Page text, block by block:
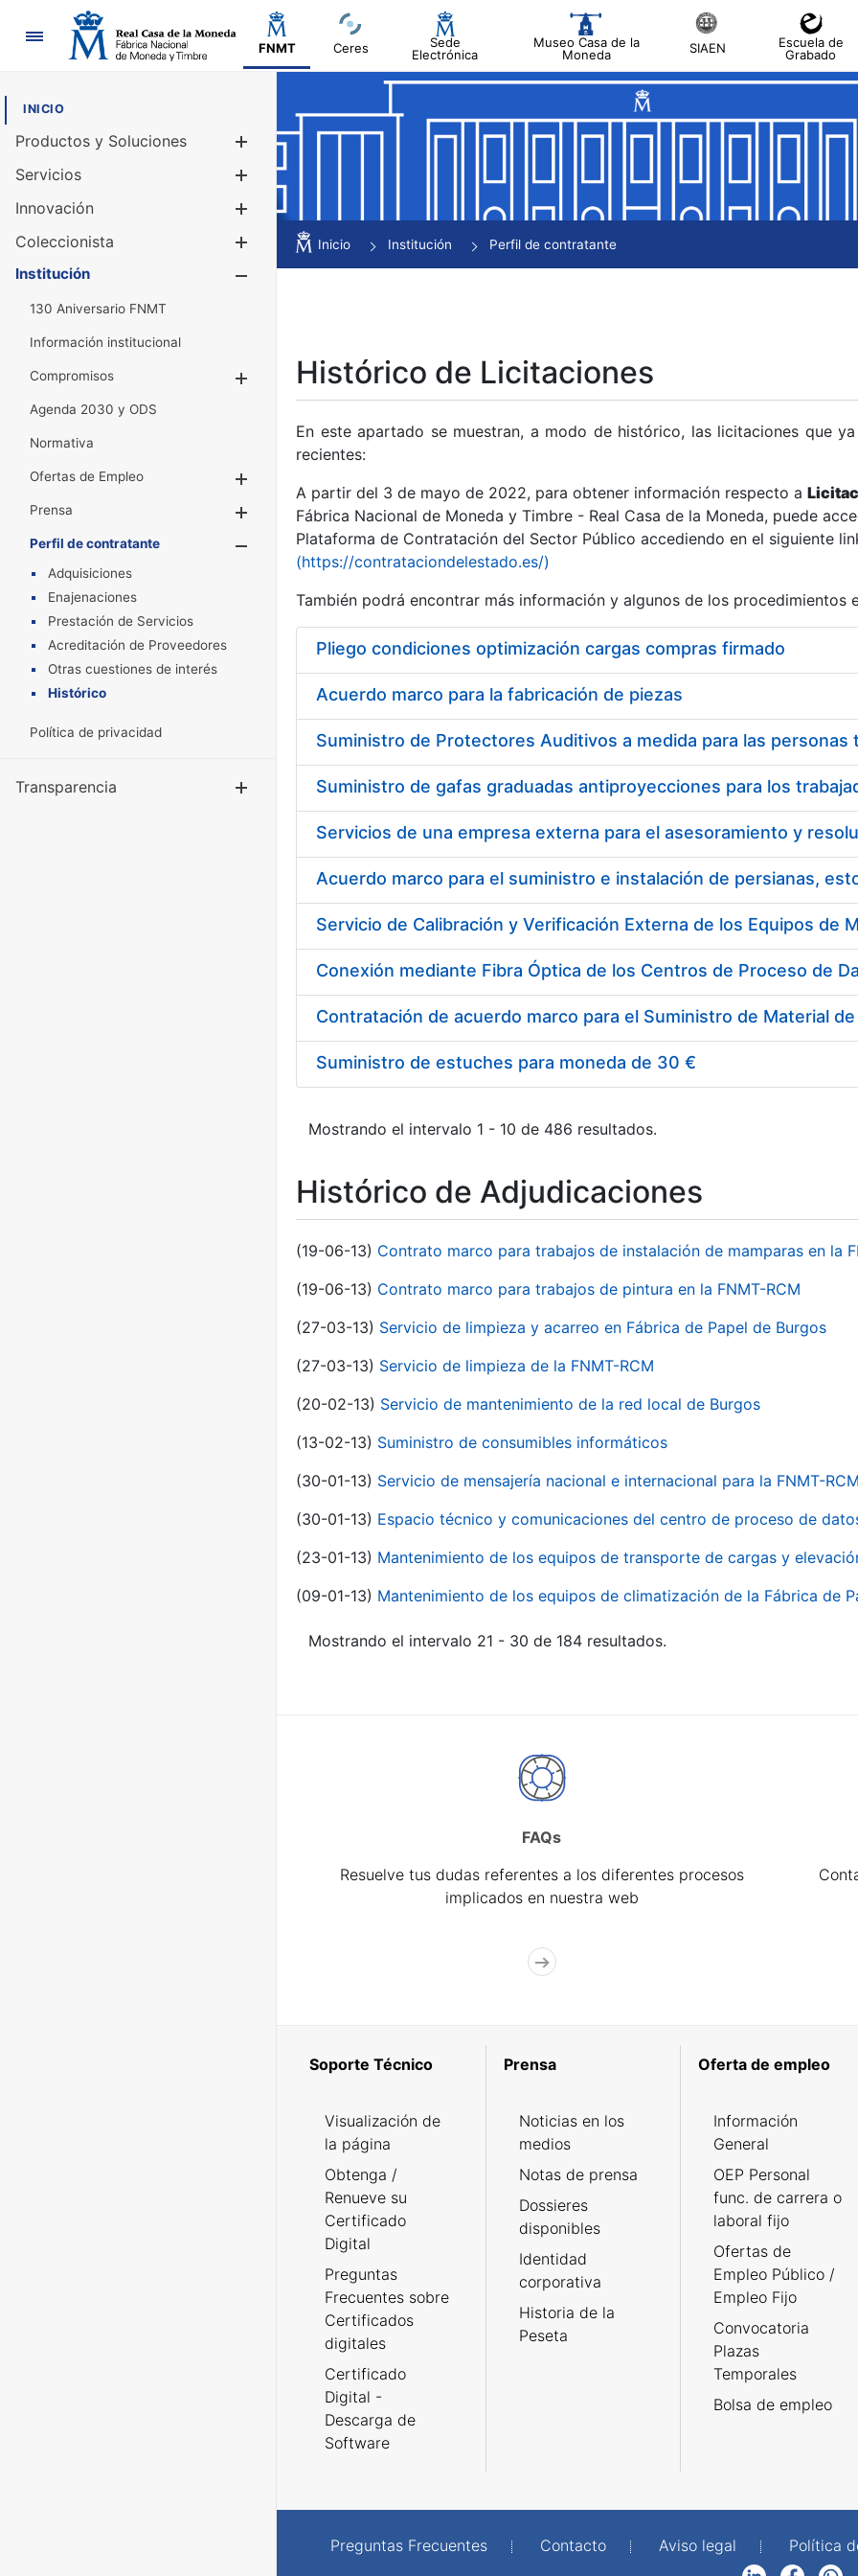
Navegación
FNMT Ceres
Sede
Electrónica
Museo Casa de la
Moneda
SIAEN
Escuela de
Grabado
INICIO
Productos y Soluciones
Mostrar/Ocultar
Servicios
Innovación
Coleccionista
Mostrar/Ocultar
Institución
130 Aniversario FNMT
Información institucional
Compromisos
Mostrar/Ocultar
Agenda 2030 y ODS
Normativa
Ofertas de Empleo
Prensa
Mostrar/Ocultar
Perfil de contratante
Mostrar/Ocultar
Adquisiciones
Enajenaciones
Prestación de Servicios
Acreditación de Proveedores
Otras cuestiones de interés
Histórico
Política de privacidad
Transparencia Mostrar/Ocultar
Inicio Institución Perfil de contratante
Histórico de Licitaciones
En este apartado se muestran, a modo de histórico, las licitaciones que
recientes:
A partir del 3 de mayo de 2022, para obtener información respecto a
Fábrica Nacional de Moneda y Timbre - Real Casa de la Moneda, puede
Plataforma de Contratación del Sector Público accediendo en el siguiente
(https://contrataciondelestado.es/)
También podrá encontrar más información y algunos de los procedimientos
Pliego condiciones optimización cargas compras firmado
Acuerdo marco para la fabricación de piezas
Acuerdo marco para el suministro e instalación de persianas,
Suministro de estuches para moneda de 30 €
Mostrando el intervalo 1 - 10 de 486 resultados.
Histórico de Adjudicaciones
(19-06-13) Contrato marco para trabajos de instalación de mamparas en la
(19-06-13) Contrato marco para trabajos de pintura en la FNMT-RCM
(27-03-13) Servicio de limpieza y acarreo en Fábrica de Papel de Burgos
(27-03-13) Servicio de limpieza de la FNMT-RCM
(20-02-13) Servicio de mantenimiento de la red local de Burgos
(13-02-13) Suministro de consumibles informáticos
(30-01-13) Servicio de mensajería nacional e internacional para la FNMT-
(30-01-13) Espacio técnico y comunicaciones del centro de proceso de
(23-01-13) Mantenimiento de los equipos de transporte de cargas y
(09-01-13) Mantenimiento de los equipos de climatización de la Fábrica de
Mostrando el intervalo 21 - 30 de 184 resultados.
FAQs
Resuelve tus dudas referentes a los diferentes procesos
implicados en nuestra web
Soporte Técnico
Visualización de
la página
Obtenga /
Renueve su
Certificado
Digital
Preguntas
Frecuentes sobre
Certificados
digitales
Certificado
Digital -
Descarga de
Software
Prensa
Noticias en los
medios
Notas de prensa
Dossieres
disponibles
Identidad
corporativa
Historia de la
Peseta
Oferta de empleo
Información
General
OEP Personal
func. de carrera o
laboral fijo
Ofertas de
Empleo Público /
Empleo Fijo
Convocatoria
Plazas
Temporales
Bolsa de empleo
Preguntas Frecuentes Contacto Aviso legal Política